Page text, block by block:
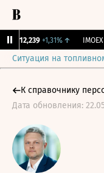
12,239 +1,31% ↑ IMOEX 2
Ситуация на
К справочнику
Дата обновления: